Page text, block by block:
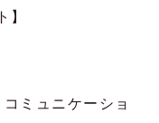
】
ミュニケーショ